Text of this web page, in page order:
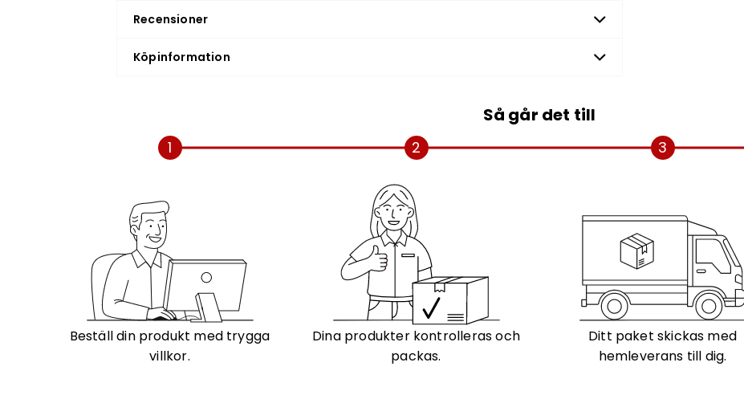
Recensioner
Köpinformation
Så går det till
1
Beställ din produkt med trygga
villkor.
2
Dina produkter kontrolleras och
packas.
3
Ditt paket skickas med
hemleverans till dig.